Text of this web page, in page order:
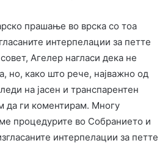
прашање во врска со тоа
интерпелации за петте
Агелер нагласи дека не
но, како што рече, најважно од
на јасен и транспарентен
да ги коментирам. Многу
процедурите во Собранието и
интерпелации за петте